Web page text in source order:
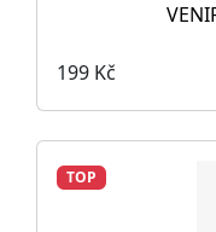
199 Kč
TOP